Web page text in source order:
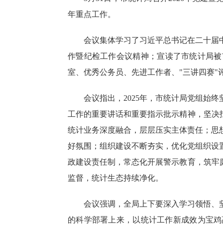
年重点工作。
会议集体学习了习近平总书记在二十
作暨纪检工作会议精神；宣读了市统计局
室、优秀公务员、先进工作者、"三讲四赛"
会议指出， 2025年，市统计局党组始终
工作的重要讲话和重要指示批示精神， 坚决
统计业务深度融合，层层压实主体责任；
好氛围；组织建设不断夯实，优化党组织
政建设责任制，常态化开展警示教育，筑
监督，统计生态持续净化。
会议强调， 全局上下要深入学习领悟、
的科学部署上来，以统计工作新成效为宝